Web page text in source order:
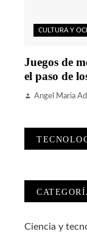
CULTURA Y
Juegos de
el paso de
Angel Maria
Ciencia y